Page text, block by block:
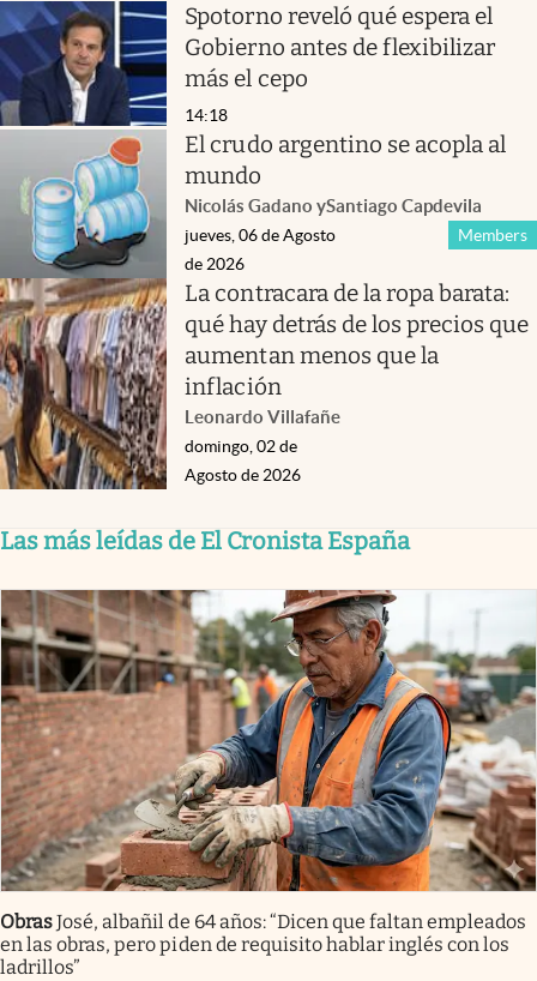
Spotorno reveló qué espera el
Gobierno antes de flexibilizar
más el cepo
14:18
El crudo argentino se acopla al
mundo
Nicolás Gadano ySantiago Capdevila
Members
jueves, 06 de Agosto
de 2026
La contracara de la ropa barata:
qué hay detrás de los precios que
aumentan menos que la
inflación
Leonardo Villafañe
domingo, 02 de
Agosto de 2026
Las más leídas de El Cronista España
ObrasJosé, albañil de 64 años: “Dicen que faltan empleados
en las obras, pero piden de requisito hablar inglés con los
ladrillos”